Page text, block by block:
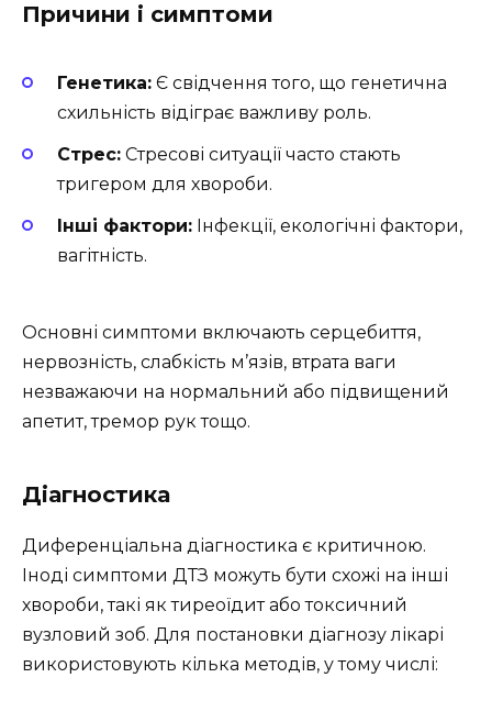
Причини і симптоми
Генетика: Є свідчення того, що генетична
схильність відіграє важливу роль.
Стрес: Стресові ситуації часто стають
тригером для хвороби.
Інші фактори: Інфекції, екологічні фактори,
вагітність.
Основні симптоми включають серцебиття,
нервозність, слабкість м’язів, втрата ваги
незважаючи на нормальний або підвищений
апетит, тремор рук тощо.
Діагностика
Диференціальна діагностика є критичною.
Іноді симптоми ДТЗ можуть бути схожі на інші
хвороби, такі як тиреоїдит або токсичний
вузловий зоб. Для постановки діагнозу лікарі
використовують кілька методів, у тому числі: